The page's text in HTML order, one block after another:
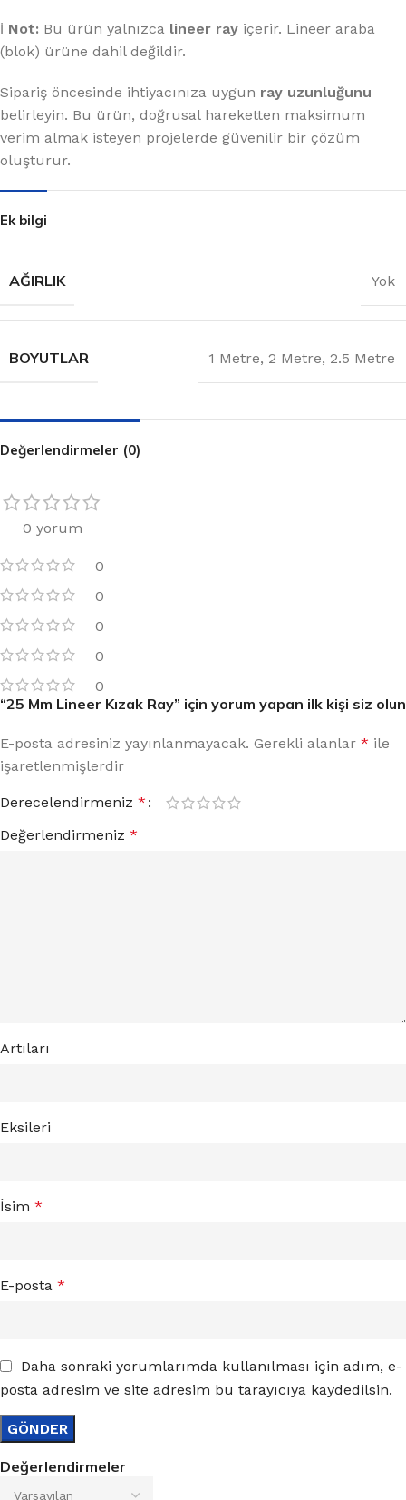
ℹ️ Not: Bu ürün yalnızca lineer ray içerir. Lineer araba
(blok) ürüne dahil değildir.
Sipariş öncesinde ihtiyacınıza uygun ray uzunluğunu
belirleyin. Bu ürün, doğrusal hareketten maksimum
verim almak isteyen projelerde güvenilir bir çözüm
oluşturur.
Ek bilgi
AĞIRLIK Yok
BOYUTLAR 1 Metre, 2 Metre, 2.5 Metre
Değerlendirmeler (0)
0 yorum
0
0
0
0
0
Değerlendirmeler
“25 Mm Lineer Kızak Ray” için yorum yapan ilk kişi siz olun
E-posta adresiniz yayınlanmayacak. Gerekli alanlar * ile
işaretlenmişlerdir
Derecelendirmeniz *
Değerlendirmeniz *
Artıları
Eksileri
İsim *
E-posta *
Daha sonraki yorumlarımda kullanılması için adım, e-
posta adresim ve site adresim bu tarayıcıya kaydedilsin.